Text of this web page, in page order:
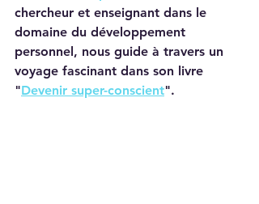
chercheur et enseignant dans le
domaine du développement
personnel, nous guide à travers un
voyage fascinant dans son livre
"Devenir super-conscient".